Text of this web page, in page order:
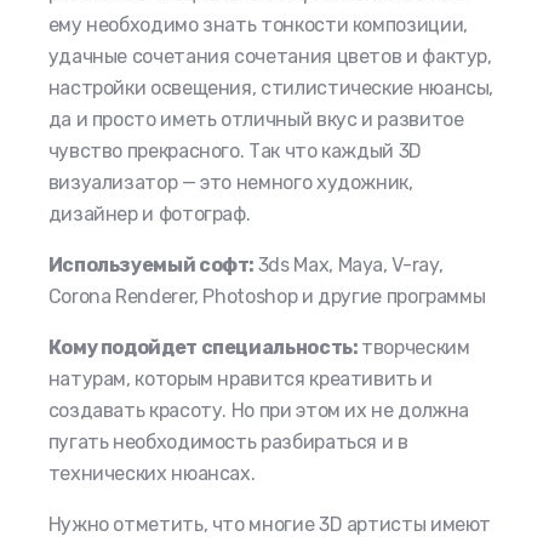
ему необходимо знать тонкости композиции,
удачные сочетания сочетания цветов и фактур,
настройки освещения, стилистические нюансы,
да и просто иметь отличный вкус и развитое
чувство прекрасного. Так что каждый 3D
визуализатор —это немного художник,
дизайнер и фотограф.
Используемый софт: 3ds Max, Maya, V-ray,
Corona Renderer, Photoshopи другие программы
Кому подойдет специальность: творческим
натурам, которым нравится креативить и
создавать красоту. Но при этом их не должна
пугать необходимость разбираться и в
технических нюансах.
Нужно отметить, что многие 3D артисты имеют